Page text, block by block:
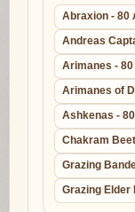
Abraxion - 80
Andreas
Arimanes -
Arimanes of
Ashkenas -
Chakram
Grazing
Grazing Elder